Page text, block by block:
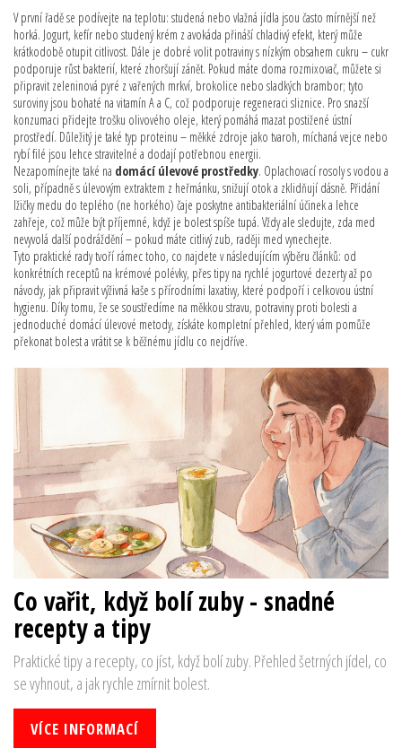
V první řadě se podívejte na teplotu: studená nebo vlažná jídla jsou často mírnější než
horká. Jogurt, kefír nebo studený krém z avokáda přináší chladivý efekt, který může
krátkodobě otupit citlivost. Dále je dobré volit potraviny s nízkým obsahem cukru – cukr
podporuje růst bakterií, které zhoršují zánět. Pokud máte doma rozmixovač, můžete si
připravit zeleninová pyré z vařených mrkví, brokolice nebo sladkých brambor; tyto
suroviny jsou bohaté na vitamín A a C, což podporuje regeneraci sliznice. Pro snazší
konzumaci přidejte trošku olivového oleje, který pomáhá mazat postižené ústní
prostředí. Důležitý je také typ proteinu – měkké zdroje jako tvaroh, míchaná vejce nebo
rybí filé jsou lehce stravitelné a dodají potřebnou energii.
Nezapomínejte také na domácí úlevové prostředky. Oplachovací rosoly s vodou a
soli, případně s úlevovým extraktem z heřmánku, snižují otok a zklidňují dásně. Přidání
lžičky medu do teplého (ne horkého) čaje poskytne antibakteriální účinek a lehce
zahřeje, což může být příjemné, když je bolest spíše tupá. Vždy ale sledujte, zda med
nevyvolá další podráždění – pokud máte citlivý zub, raději med vynechejte.
Tyto praktické rady tvoří rámec toho, co najdete v následujícím výběru článků: od
konkrétních receptů na krémové polévky, přes tipy na rychlé jogurtové dezerty až po
návody, jak připravit výživná kaše s přírodními laxativy, které podpoří i celkovou ústní
hygienu. Díky tomu, že se soustředíme na měkkou stravu, potraviny proti bolesti a
jednoduché domácí úlevové metody, získáte kompletní přehled, který vám pomůže
překonat bolest a vrátit se k běžnému jídlu co nejdříve.
Co vařit, když bolí zuby - snadné
recepty a tipy
Praktické tipy a recepty, co jíst, když bolí zuby. Přehled šetrných jídel, co
se vyhnout, a jak rychle zmírnit bolest.
VÍCE INFORMACÍ